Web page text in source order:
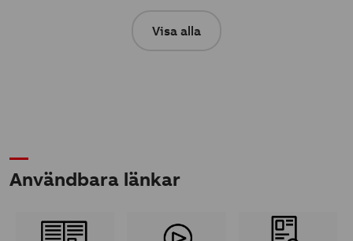
Visa alla
Användbara länkar